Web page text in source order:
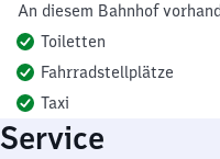
An diesem Bahnhof
Toiletten
Fahrradstellplätze
Taxi
Service